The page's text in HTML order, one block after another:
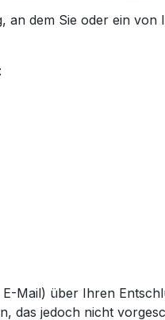
an dem Sie oder ein
Mail) über Ihren
das jedoch nicht